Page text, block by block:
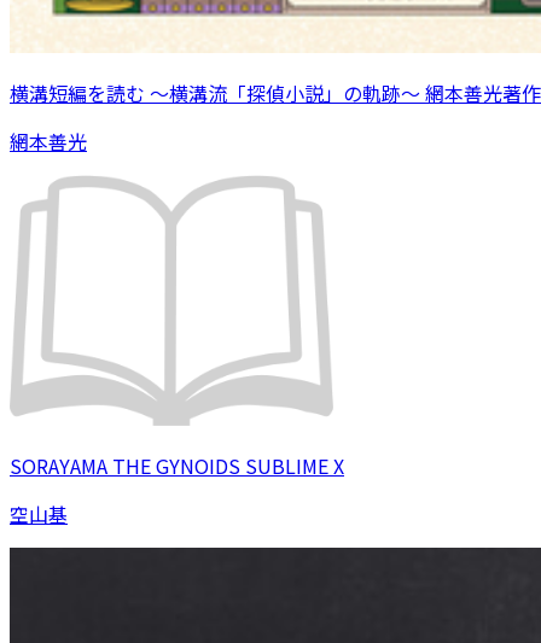
横溝短編を読む 〜横溝流「探偵小説」の軌跡〜 網本善光著
網本善光
SORAYAMA THE GYNOIDS SUBLIME X
空山基